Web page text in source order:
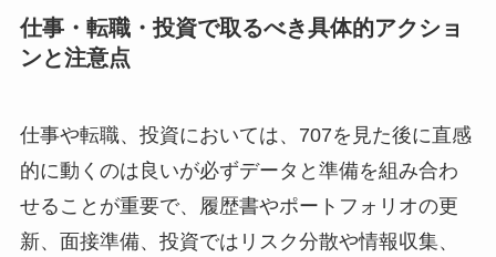
仕事・転職・投資で取るべき具体的アクショ
ンと注意点
仕事や転職、投資においては、707を見た後に直感
的に動くのは良いが必ずデータと準備を組み合わ
せることが重要で、履歴書やポートフォリオの更
新、面接準備、投資ではリスク分散や情報収集、